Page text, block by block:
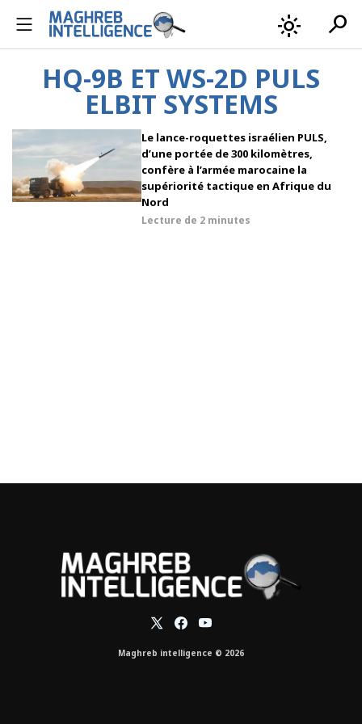
light_mode search
HQ-9B ET WS-2D PULS
ELBIT SYSTEMS
Le lance-roquettes israélien PULS,
d’une portée de 300 kilomètres,
confère à l’armée marocaine la
supériorité tactique en Afrique du
Nord
Lecture de 2 minutes
Maghreb intelligence © 2026